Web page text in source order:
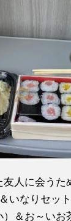
友人に会うた
いなりセッ
）＆お～いお